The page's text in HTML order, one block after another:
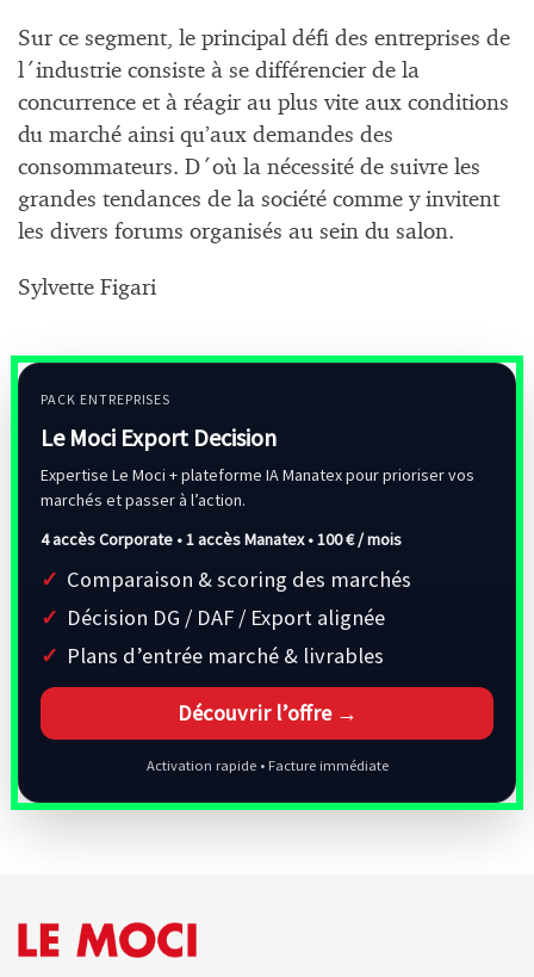
Sur ce segment, le principal défi des entreprises de
l´industrie consiste à se différencier de la
concurrence et à réagir au plus vite aux conditions
du marché ainsi qu’aux demandes des
consommateurs. D´où la nécessité de suivre les
grandes tendances de la société comme y invitent
les divers forums organisés au sein du salon.
Sylvette Figari
PACK ENTREPRISES
Le Moci Export Decision
Expertise Le Moci + plateforme IA Manatex pour prioriser vos
marchés et passer à l’action.
4 accès Corporate • 1 accès Manatex •100 € / mois
Comparaison & scoring des marchés
Décision DG / DAF / Export alignée
Plans d’entrée marché & livrables
Découvrir l’offre →
Activation rapide • Facture immédiate